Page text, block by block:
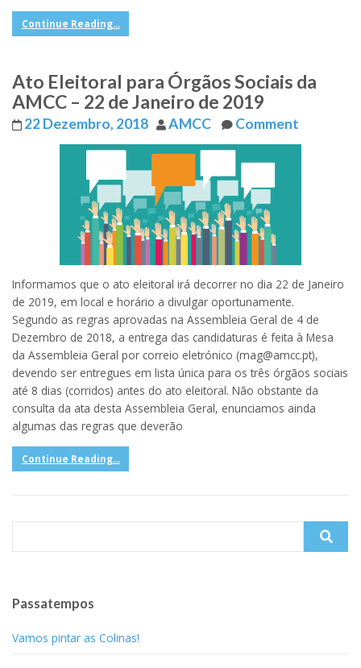
Continue Reading...
Ato Eleitoral para Órgãos Sociais da
AMCC – 22 de Janeiro de 2019
22 Dezembro, 2018 AMCC Comment
Informamos que o ato eleitoral irá decorrer no dia 22 de Janeiro
de 2019, em local e horário a divulgar oportunamente.
Segundo as regras aprovadas na Assembleia Geral de 4 de
Dezembro de 2018, a entrega das candidaturas é feita à Mesa
da Assembleia Geral por correio eletrónico (mag@amcc.pt),
devendo ser entregues em lista única para os três órgãos sociais
até 8 dias (corridos) antes do ato eleitoral. Não obstante da
consulta da ata desta Assembleia Geral, enunciamos ainda
algumas das regras que deverão
Continue Reading...
Passatempos
Vamos pintar as Colinas!